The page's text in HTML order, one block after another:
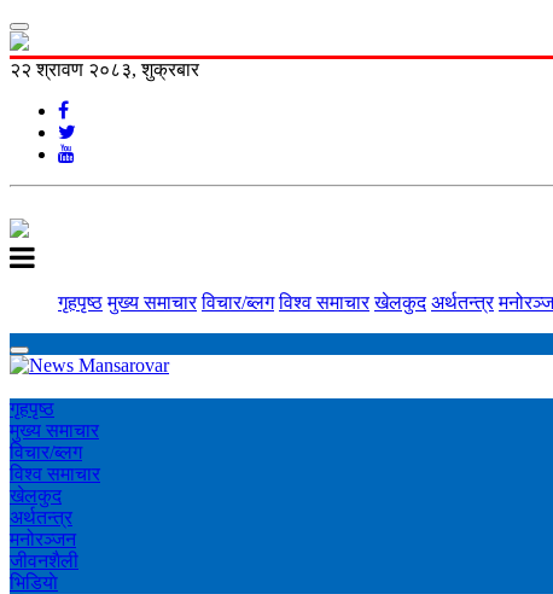
२२ श्रावण २०८३, शुक्रबार
गृहपृष्ठ मुख्य समाचार विचार/ब्लग विश्व समाचार खेलकुद अर्थतन्त्र
गृहपृष्ठ
मुख्य समाचार
विचार/ब्लग
विश्व समाचार
खेलकुद
अर्थतन्त्र
मनोरञ्‍जन
जीवनशैली
भिडियाे